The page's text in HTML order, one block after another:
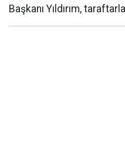
Başkanı Yıldırım,